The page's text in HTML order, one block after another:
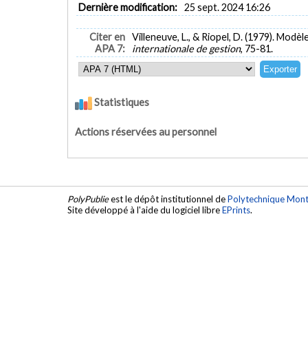
Dernière modification: 25 sept. 2024 16:26
Citer en
APA 7:
Villeneuve, L., & Riopel, D. (1979).
internationale de gestion, 75-81.
Statistiques
Actions réservées au personnel
PolyPublieest le dépôt institutionnel dePolytechnique
Site développé à l'aide du logiciel libreEPrints.